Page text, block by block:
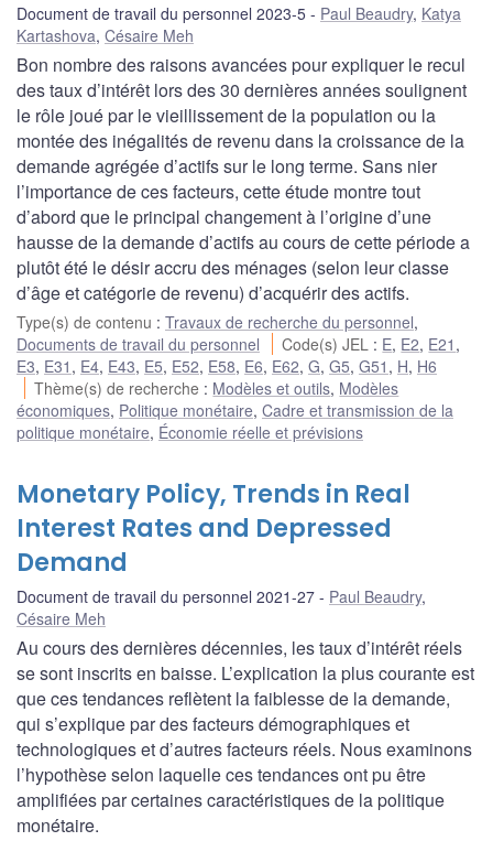
Document de travail du personnel 2023-5 Paul Beaudry, Katya
Kartashova, Césaire Meh
Bon nombre des raisons avancées pour expliquer le recul
des taux d’intérêt lors des 30 dernières années soulignent
le rôle joué par le vieillissement de la population ou la
montée des inégalités de revenu dans la croissance de la
demande agrégée d’actifs sur le long terme. Sans nier
l’importance de ces facteurs, cette étude montre tout
d’abord que le principal changement à l’origine d’une
hausse de la demande d’actifs au cours de cette période a
plutôt été le désir accru des ménages (selon leur classe
d’âge et catégorie de revenu) d’acquérir des actifs.
Type(s) de contenu : Travaux de recherche du personnel,
Documents de travail du personnel
Code(s) JEL : E, E2, E21 ,
E3, E31 , E4, E43, E5, E52, E58, E6, E62, G, G5, G51 , H, H6
Thème(s) de recherche : Modèles et outils, Modèles
économiques, Politique monétaire, Cadre et transmission de la
politique monétaire, Économie réelle et prévisions
Monetary Policy, Trends in Real
Interest Rates and Depressed
Demand
Document de travail du personnel 2021-27 Paul Beaudry,
Césaire Meh
Au cours des dernières décennies, les taux d’intérêt réels
se sont inscrits en baisse. L’explication la plus courante est
que ces tendances reflètent la faiblesse de la demande,
qui s’explique par des facteurs démographiques et
technologiques et d’autres facteurs réels. Nous examinons
l’hypothèse selon laquelle ces tendances ont pu être
amplifiées par certaines caractéristiques de la politique
monétaire.